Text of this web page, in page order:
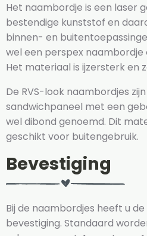
Het naambordje is een laser
bestendige kunststof en
binnen- en
wel een perspex
Het materiaal is ijzersterk en
De RVS-look naambordjes
sandwichpaneel met een
wel dibond genoemd. Dit
geschikt voor buitengebruik.
Bevestiging
Bij de naambordjes heeft u
bevestiging. Standaard